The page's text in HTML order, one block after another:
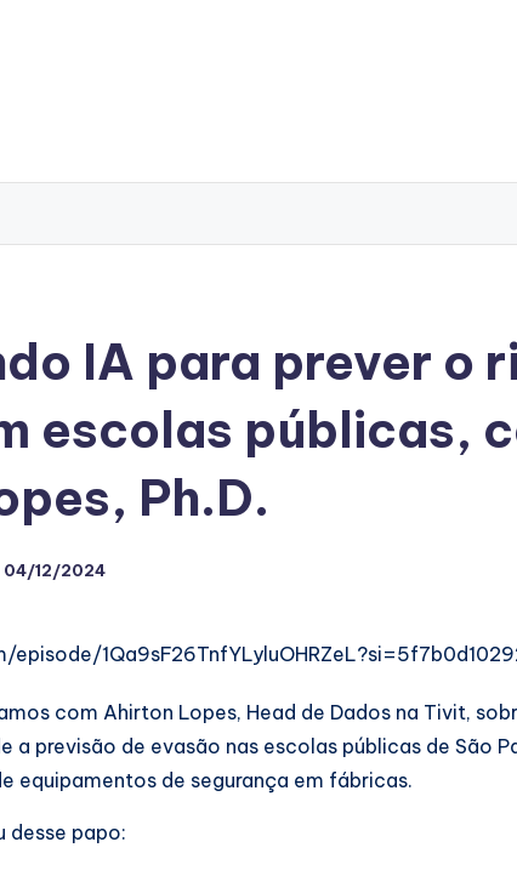
IA para prever o
escolas públicas,
Ph.D.
04/12/2024
com Ahirton Lopes, Head de Dados na Tivit,
a previsão de evasão nas escolas públicas de São
equipamentos de segurança em fábricas.
desse papo: